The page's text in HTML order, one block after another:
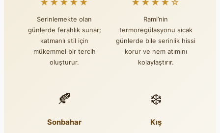
★★★★★
Serinlemekte olan
günlerde ferahlık sunar;
katmanlı stil için
mükemmel bir tercih
oluşturur.
★★★★☆
Rami’nin
termoregülasyonu sıcak
günlerde bile serinlik hissi
korur ve nem atımını
kolaylaştırır.
🍂
Sonbahar
❄️
Kış